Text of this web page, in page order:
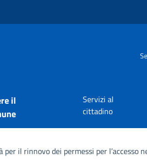
il
Servizi al
cittadino
per il rinnovo dei permessi per